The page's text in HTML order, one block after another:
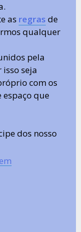
as regras de
qualquer
pela
isso seja
com os
espaço que
dos nosso